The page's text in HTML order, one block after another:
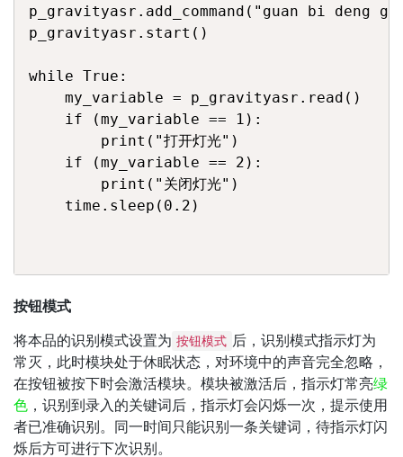
p_gravityasr.add_command("guan bi deng
p_gravityasr.start()
while True:
    my_variable = p_gravityasr.read()
    if (my_variable == 1):
        print("打开灯光")
    if (my_variable == 2):
        print("关闭灯光")
    time.sleep(0.2)
按钮模式
将本品的识别模式设置为 按钮模式 后，识别模式指示灯为
常灭，此时模块处于休眠状态，对环境中的声音完全忽略，
在按钮被按下时会激活模块。模块被激活后，指示灯常亮绿
色 ，识别到录入的关键词后，指示灯会闪烁一次，提示使用
者已准确识别。同一时间只能识别一条关键词，待指示灯闪
烁后方可进行下次识别。